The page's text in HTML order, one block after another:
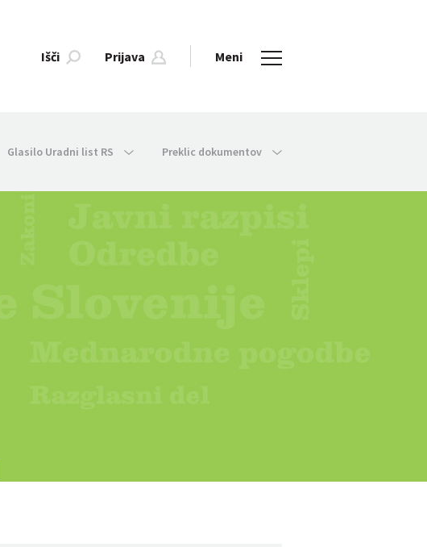
Išči Prijava Meni
Glasilo Uradni list RS Preklic dokumentov